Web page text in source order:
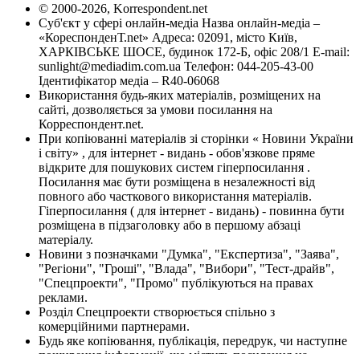
© 2000-2026, Korrespondent.net
Суб'єкт у сфері онлайн-медіа Назва онлайн-медіа –
«КореспонденТ.net» Адреса: 02091, місто Київ,
ХАРКІВСЬКЕ ШОСЕ, будинок 172-Б, офіс 208/1 E-mail:
sunlight@mediadim.com.ua Телефон: 044-205-43-00
Ідентифікатор медіа – R40-06068
Використання будь-яких матеріалів, розміщених на
сайті, дозволяється за умови посилання на
Корреспондент.net.
При копіюванні матеріалів зі сторінки « Новини України
і світу» , для інтернет - видань - обов'язкове пряме
відкрите для пошукових систем гіперпосилання .
Посилання має бути розміщена в незалежності від
повного або часткового використання матеріалів.
Гіперпосилання ( для інтернет - видань) - повинна бути
розміщена в підзаголовку або в першому абзаці
матеріалу.
Новини з позначками "Думка", "Експертиза", "Заява",
"Регіони", "Гроші", "Влада", "Вибори", "Тест-драйв",
"Спецпроекти", "Промо" публікуються на правах
реклами.
Розділ Спецпроекти створюється спільно з
комерційними партнерами.
Будь яке копіювання, публікація, передрук, чи наступне